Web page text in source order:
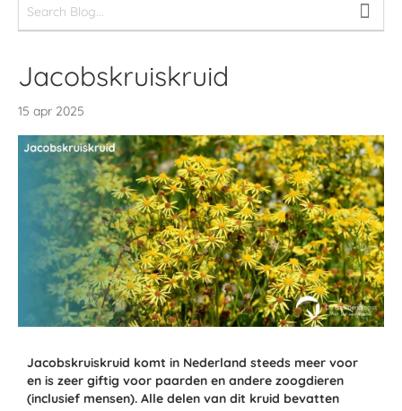
Jacobskruiskruid
15 apr 2025
Jacobskruiskruid komt in Nederland steeds meer voor
en is zeer giftig voor paarden en andere zoogdieren
(inclusief mensen). Alle delen van dit kruid bevatten